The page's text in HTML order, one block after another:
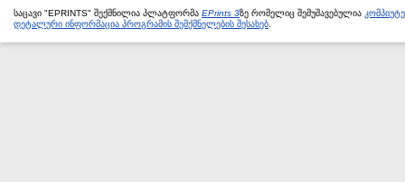
საცავი "EPRINTS" შექმნილია პლატფორმა EPrints 3ზე რომელიც შემუშავებულია
დეტალური ინფორმაცია პროგრამის შემქმნელების შესახებ